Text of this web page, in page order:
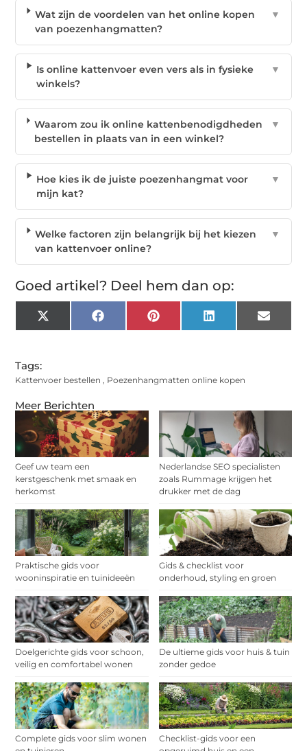
Meer Berichten
Geef uw team een
kerstgeschenk met smaak en
herkomst
Nederlandse SEO specialisten
zoals Rummage krijgen het
drukker met de dag
Praktische gids voor
wooninspiratie en tuinideeën
Gids & checklist voor
onderhoud, styling en groen
Doelgerichte gids voor schoon,
veilig en comfortabel wonen
De ultieme gids voor huis & tuin
zonder gedoe
Complete gids voor slim wonen
Checklist-gids voor een
Wat zijn de voordelen van het online kopen
van poezenhangmatten?
▼
Is online kattenvoer even vers als in fysieke
winkels?
▼
Waarom zou ik online kattenbenodigdheden
bestellen in plaats van in een winkel?
▼
Hoe kies ik de juiste poezenhangmat voor
mijn kat?
▼
Welke factoren zijn belangrijk bij het kiezen
van kattenvoer online?
▼
Goed artikel? Deel hem dan op:
X
(Twitter)
Facebook Pinterest LinkedIn Email
Tags:
Kattenvoer bestellen Poezenhangmatten online kopen